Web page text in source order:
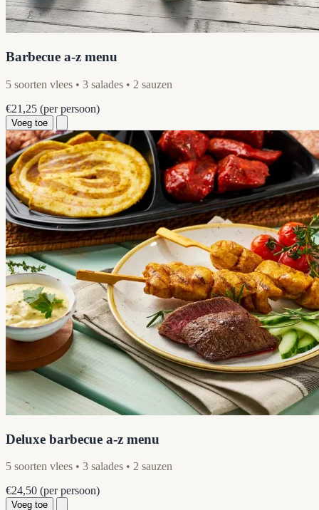
Barbecue a-z menu
5 soorten vlees • 3 salades • 2 sauzen
€21,25 (per persoon)
Voeg toe
Deluxe barbecue a-z menu
5 soorten vlees • 3 salades • 2 sauzen
€24,50 (per persoon)
Voeg toe